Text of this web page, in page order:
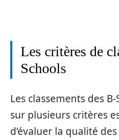
Les critères de
Schools
Les classements des
sur plusieurs critères
d’évaluer la qualité